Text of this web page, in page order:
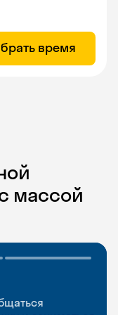
время
массой